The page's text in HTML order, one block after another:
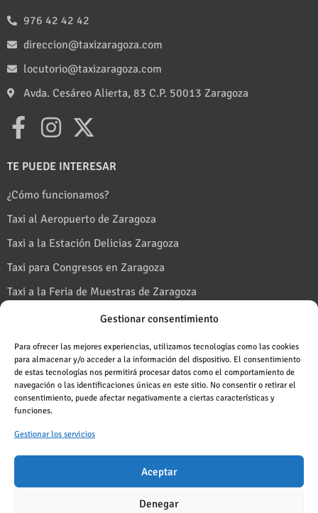
Gestionar consentimiento
Para ofrecer las mejores experiencias, utilizamos tecnologías como las cookies
para almacenar y/o acceder a la información del dispositivo. El consentimiento
de estas tecnologías nos permitirá procesar datos como el comportamiento de
navegación o las identificaciones únicas en este sitio. No consentir o retirar el
consentimiento, puede afectar negativamente a ciertas características y
funciones.
Gestionar los servicios
Aceptar
Denegar
976 42 42 42
direccion@taxizaragoza.com
locutorio@taxizaragoza.com
Avda. Cesáreo Alierta, 83 C.P. 50013 Zaragoza
TE PUEDE INTERESAR
¿Cómo funcionamos?
Taxi al Aeropuerto de Zaragoza
Taxi a la Estación Delicias Zaragoza
Taxi para Congresos en Zaragoza
Taxi a la Feria de Muestras de Zaragoza
Taxi a Puerto Venecia
Taxi en Fiestas del Pilar en Zaragoza
Taxi al Monasterio de Piedra
Taxi al Pirineo desde Zaragoza
Blog